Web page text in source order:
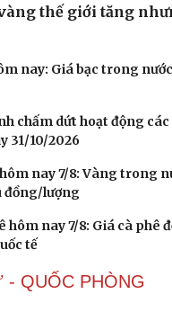
thế giới tăng
nay: Giá bạc trong
chấm dứt hoạt động các
31/10/2026
nay 7/8: Vàng trong
đồng/lượng
hôm nay 7/8: Giá cà phê
tế
- QUỐC PHÒNG